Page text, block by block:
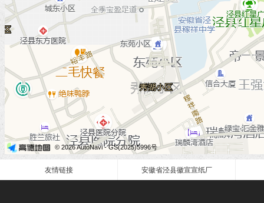
友情链接 安徽省泾县徽宣宣纸厂